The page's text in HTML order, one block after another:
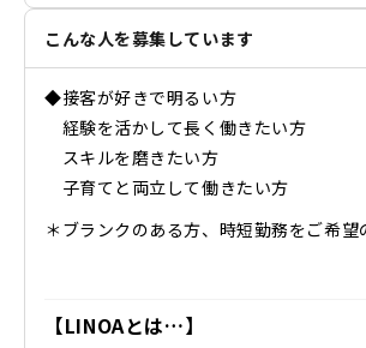
こんな人を募集しています
◆接客が好きで明るい方
経験を活かして長く働きたい方
スキルを磨きたい方
子育てと両立して働きたい方
＊ブランクのある方、時短勤務をご希
【LINOAとは…】